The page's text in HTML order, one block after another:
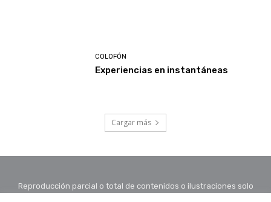
COLOFÓN
Experiencias en instantáneas
Cargar más
Reproducción parcial o total de contenidos o ilustraciones solo